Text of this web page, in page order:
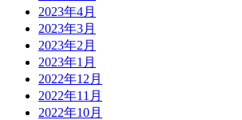
2023年4月
2023年3月
2023年2月
2023年1月
2022年12月
2022年11月
2022年10月